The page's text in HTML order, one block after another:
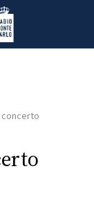
Radio Monte Carlo
concerto